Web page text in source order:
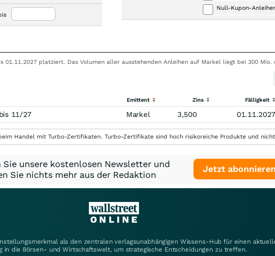
Null-Kupon-
platziert. Das Volumen aller ausstehenden Anleihen auf Markel liegt bei 300 Mio.
Emittent Zins Fälligkeit
11/27 Markel 3,500 01.11.2027
Handel mit Turbo-Zertifikaten. Turbo-Zertifikate sind hoch risikoreiche Produkte und
Sie unsere kostenlosen Newsletter und
Sie nichts mehr aus der Redaktion
Jetzt
als den zentralen verlagsunabhängigen Wissens-Hub für einen
in die Börsen- und Wirtschaftswelt, um strategische Entscheidungen zu treffen.